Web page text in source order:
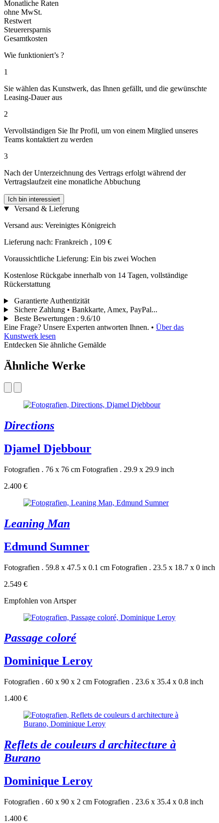
Monatliche Raten
ohne MwSt.
Restwert
Steuerersparnis
Gesamtkosten
Wie funktioniert’s ?
1
Sie wählen das Kunstwerk, das Ihnen gefällt, und die gewünschte
Leasing-Dauer aus
2
Vervollständigen Sie Ihr Profil, um von einem Mitglied unseres
Teams kontaktiert zu werden
3
Nach der Unterzeichnung des Vertrags erfolgt während der
Vertragslaufzeit eine monatliche Abbuchung
Ich bin interessiert
Versand & Lieferung
Versand aus: Vereinigtes Königreich
Lieferung nach: Frankreich , 109 €
Voraussichtliche Lieferung: Ein bis zwei Wochen
Kostenlose Rückgabe innerhalb von 14 Tagen, vollständige
Rückerstattung
Garantierte Authentizität
Sichere Zahlung • Bankkarte, Amex, PayPal...
Beste Bewertungen : 9.6/10
Eine Frage? Unsere Experten antworten Ihnen. • Über das
Kunstwerk lesen
Entdecken Sie ähnliche Gemälde
Ähnliche Werke
Directions
Djamel Djebbour
Fotografien . 76 x 76 cm Fotografien . 29.9 x 29.9 inch
2.400 €
Leaning Man
Edmund Sumner
Fotografien . 59.8 x 47.5 x 0.1 cm Fotografien . 23.5 x 18.7 x 0 inch
2.549 €
Empfohlen von Artsper
Passage coloré
Dominique Leroy
Fotografien . 60 x 90 x 2 cm Fotografien . 23.6 x 35.4 x 0.8 inch
1.400 €
Reflets de couleurs d architecture à
Burano
Dominique Leroy
Fotografien . 60 x 90 x 2 cm Fotografien . 23.6 x 35.4 x 0.8 inch
1.400 €